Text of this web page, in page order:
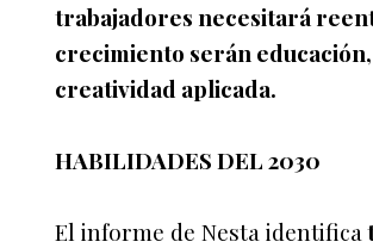
trabajadores necesitará
crecimiento serán
creatividad aplicada.
HABILIDADES DEL 2030
El informe de Nesta identifica